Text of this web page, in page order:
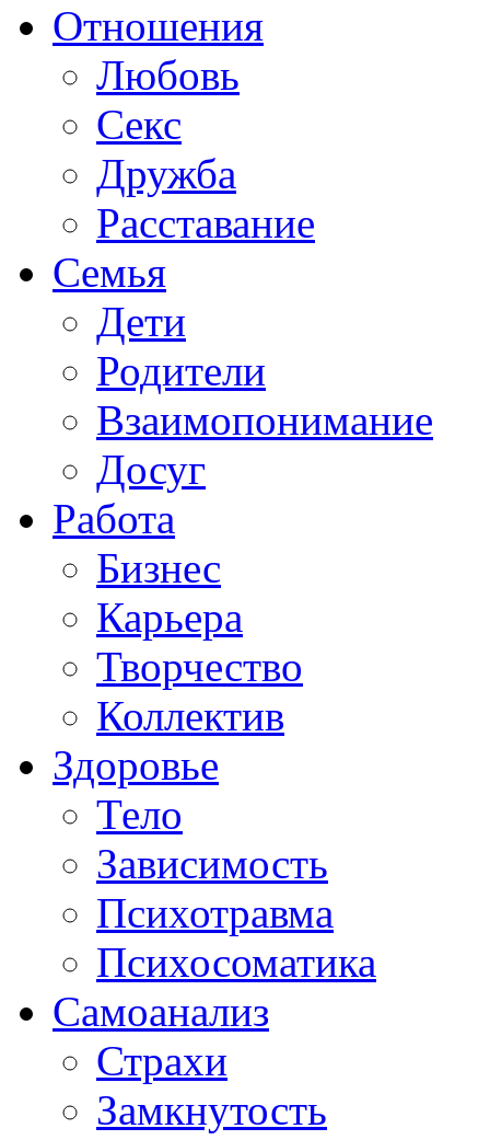
Отношения
Любовь
Секс
Дружба
Расставание
Семья
Дети
Родители
Взаимопонимание
Досуг
Работа
Бизнес
Карьера
Творчество
Коллектив
Здоровье
Тело
Зависимость
Психотравма
Психосоматика
Самоанализ
Страхи
Замкнутость